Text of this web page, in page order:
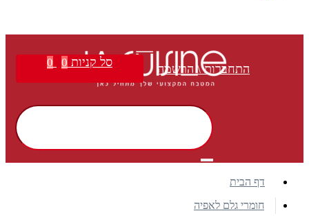
התחברות \ הרשמה סל קניות 0
0
דף הבית
חומרי גלם לאפיה